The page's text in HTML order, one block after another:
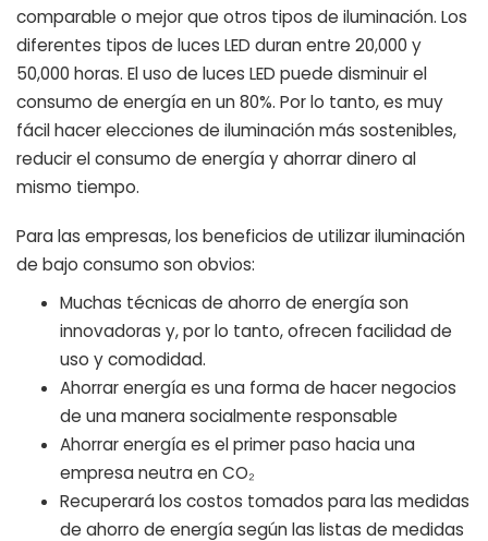
comparable o mejor que otros tipos de iluminación. Los
diferentes tipos de luces LED duran entre 20,000 y
50,000 horas. El uso de luces LED puede disminuir el
consumo de energía en un 80%. Por lo tanto, es muy
fácil hacer elecciones de iluminación más sostenibles,
reducir el consumo de energía y ahorrar dinero al
mismo tiempo.
Para las empresas, los beneficios de utilizar iluminación
de bajo consumo son obvios:
Muchas técnicas de ahorro de energía son
innovadoras y, por lo tanto, ofrecen facilidad de
uso y comodidad.
Ahorrar energía es una forma de hacer negocios
de una manera socialmente responsable
Ahorrar energía es el primer paso hacia una
empresa neutra en CO₂
Recuperará los costos tomados para las medidas
de ahorro de energía según las listas de medidas